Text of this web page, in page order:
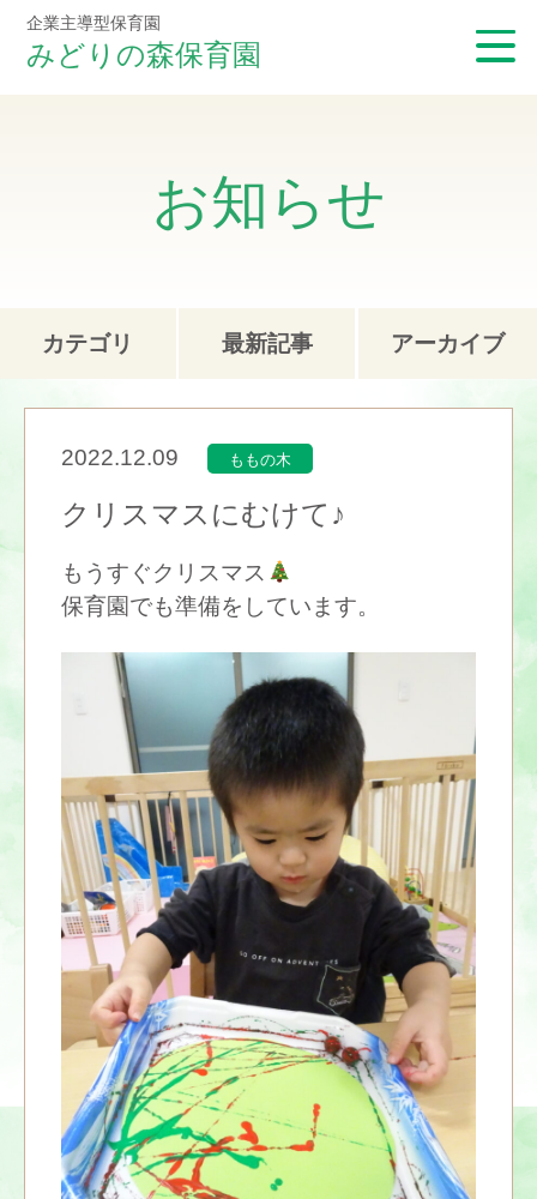
企業主導型保育園
みどりの森保育園
お知らせ
カテゴリ 最新記事 アーカイブ
2022.12.09 ももの木
クリスマスにむけて♪
もうすぐクリスマス
保育園でも準備をしています。